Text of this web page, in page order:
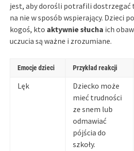
jest, aby dorośli potrafili dostrzegać
na nie w sposób wspierający. Dzieci
kogoś, kto aktywnie słucha ich
uczucia są ważne i zrozumiane.
Emocje dzieci Przykład reakcji
Lęk
Dziecko może
mieć trudności
ze snem lub
odmawiać
pójścia do
szkoły.